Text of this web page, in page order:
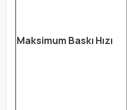
Maksimum Baskı Hızı